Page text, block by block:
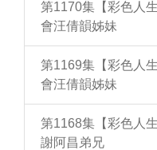
第1170集【彩色人
會汪倩韻姊妹
第1169集【彩色人
會汪倩韻姊妹
第1168集【彩色人
謝阿昌弟兄